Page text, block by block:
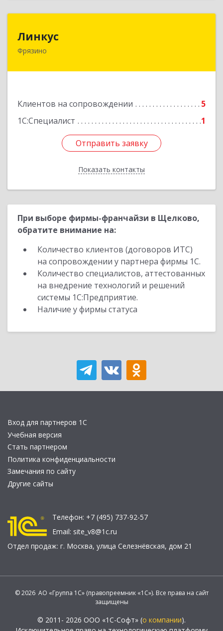
Линкус
Фрязино
Клиентов на сопровождении
5
1С:Специалист
1
Отправить заявку
Показать контакты
141191, Московская обл, Фрязино г, Ленина ул,
Отправить заявку
Назад
При выборе фирмы-франчайзи в Щелково,
обратите внимание на:
Количество клиентов (договоров ИТС)
на сопровождении у партнера фирмы 1С.
Количество специалистов, аттестованных
на внедрение технологий и решений
системы 1С:Предприятие.
Наличие у фирмы статуса
Вход для партнеров 1С
Учебная версия
Стать партнером
Политика конфиденциальности
Замечания по сайту
Другие сайты
Телефон: +7 (495) 737-92-57
Email: site_v8@1c.ru
Отдел продаж: г. Москва, улица Селезнёвская, дом 21
© 2026 АО «Группа 1С» (правопреемник «1С»). Все права на сайт
защищены
© 2011- 2026 ООО «1С-Софт» (о компании).